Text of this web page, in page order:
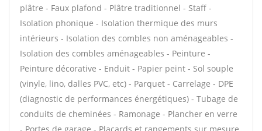
plâtre - Faux plafond - Plâtre traditionnel - Staff -
Isolation phonique - Isolation thermique des murs
intérieurs - Isolation des combles non aménageables -
Isolation des combles aménageables - Peinture -
Peinture décorative - Enduit - Papier peint - Sol souple
(vinyle, lino, dalles PVC, etc) - Parquet - Carrelage - DPE
(diagnostic de performances énergétiques) - Tubage de
conduits de cheminées - Ramonage - Plancher en verre